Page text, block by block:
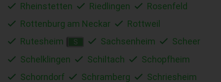
Rheinstetten
Riedlingen
Rosenfeld
Rottenburg am Neckar
Rottweil
Rutesheim
S Sachsenheim
Scheer
Schelklingen
Schiltach
Schopfheim
Schorndorf
Schramberg
Schriesheim